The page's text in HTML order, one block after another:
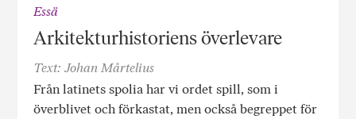
Essä
Arkitekturhistoriens överlevare
Text: Johan Mårtelius
Från latinets spolia har vi ordet spill, som i
överblivet och förkastat, men också begreppet för